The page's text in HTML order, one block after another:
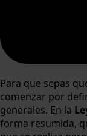
Para que sepas
comenzar por
generales. En la
forma resumida,